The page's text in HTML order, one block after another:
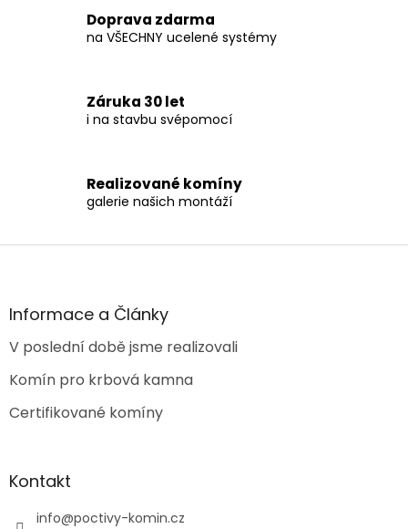
Doprava zdarma
na VŠECHNY ucelené systémy
Záruka 30 let
i na stavbu svépomocí
Realizované komíny
galerie našich montáží
Z
aInformace a Články
V poslední době jsme realizovali
Komín pro krbová kamna
Certifikované komíny
Kontakt
info@poctivy-komin.cz